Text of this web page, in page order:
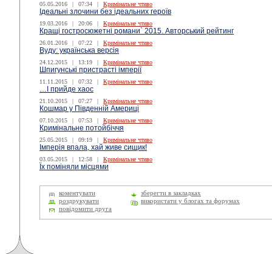
05.05.2016 | 07:34 | Кримінальне чтиво
Ідеальні злочини без ідеальних героїв
19.03.2016 | 20:06 | Кримінальне чтиво
Кращі гостросюжетні романи` 2015. Авторський рейтинг
26.01.2016 | 07:22 | Кримінальне чтиво
Вуду: українська версія
24.12.2015 | 13:19 | Кримінальне чтиво
Шпигунські пристрасті імперії
11.11.2015 | 07:32 | Кримінальне чтиво
…І прийде хаос
21.10.2015 | 07:27 | Кримінальне чтиво
Кошмар у Південній Америці
07.10.2015 | 07:53 | Кримінальне чтиво
Кримінальне потойбіччя
25.05.2015 | 09:19 | Кримінальне чтиво
Імперія впала, хай живе сищик!
03.05.2015 | 12:58 | Кримінальне чтиво
Їх поміняли місцями
коментувати
зберегти в закладках
роздрукувати
використати у блогах та форумах
повідомити друга